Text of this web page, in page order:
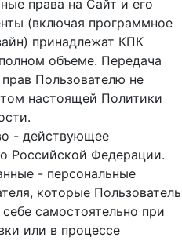
права на Сайт и его
(включая программное
принадлежат КПК
объеме. Передача
Пользователю не
настоящей Политики
- действующее
Российской Федерации.
- персональные
которые Пользователь
самостоятельно при
или в процессе